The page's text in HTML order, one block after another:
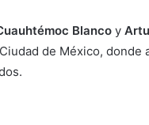
Blanco y
de México, donde